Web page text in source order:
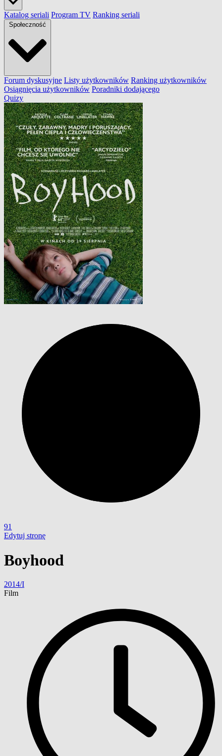
Katalog seriali Program TV Ranking seriali
Społeczność
Forum dyskusyjne Listy użytkowników Ranking użytkowników
Osiągnięcia użytkowników Poradniki dodającego
Quizy
91
Edytuj stronę
Boyhood
2014/I
Film